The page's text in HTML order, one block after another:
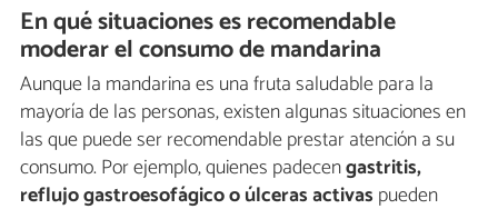
En qué situaciones es recomendable
moderar el consumo de mandarina
Aunque la mandarina es una fruta saludable para la
mayoría de las personas, existen algunas situaciones en
las que puede ser recomendable prestar atención a su
consumo. Por ejemplo, quienes padecengastritis,
reflujo gastroesofágico o úlceras activas pueden